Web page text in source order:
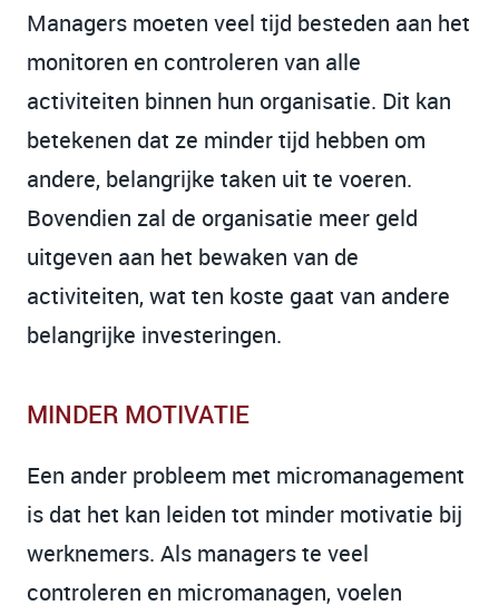
Managers moeten veel tijd besteden aan het
monitoren en controleren van alle
activiteiten binnen hun organisatie. Dit kan
betekenen dat ze minder tijd hebben om
andere, belangrijke taken uit te voeren.
Bovendien zal de organisatie meer geld
uitgeven aan het bewaken van de
activiteiten, wat ten koste gaat van andere
belangrijke investeringen.
MINDER MOTIVATIE
Een ander probleem met micromanagement
is dat het kan leiden tot minder motivatie bij
werknemers. Als managers te veel
controleren en micromanagen, voelen